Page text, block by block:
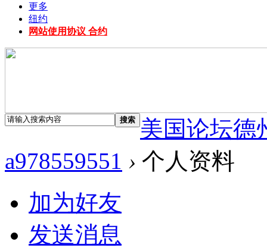
更多
纽约
网站使用协议 合约
搜索
美国论坛德
a978559551 › 个人资料
加为好友
发送消息